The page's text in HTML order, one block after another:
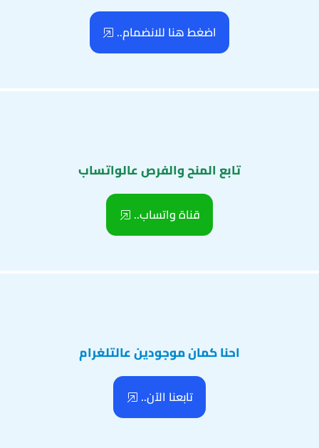
اضغط هنا للانضمام..
تابع المنح والفرص عالواتساب
قناة واتساب..
احنا كمان موجودين عالتلغرام
تابعنا الآن..